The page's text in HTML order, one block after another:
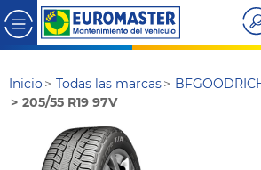
Inicio Todas las marcas
205/55 R19 97V